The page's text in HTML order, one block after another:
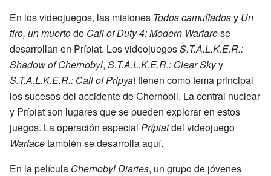
En los videojuegos, las misiones Todos camufladosy Un
tiro, un muertode Call of Duty 4: Modern Warfarese
desarrollan en Prípiat. Los videojuegosS.T.A.L.K.E.R.:
Shadow of Chernobyl, S.T.A.L.K.E.R.: Clear Skyy
S.T.A.L.K.E.R.: Call of Pripyattienen como tema principal
los sucesos del accidente de Chernóbil. La central nuclear
y Prípiat son lugares que se pueden explorar en estos
juegos. La operación especial Prípiatdel videojuego
Warfacetambién se desarrolla aquí.
En la película Chernobyl Diaries, un grupo de jóvenes